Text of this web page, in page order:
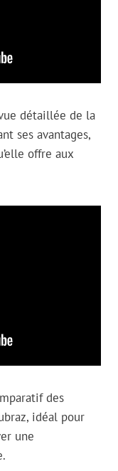
détaillée de la
ses avantages,
offre aux
des
idéal pour
une